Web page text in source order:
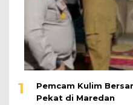
1
Pemcam Kulim
Pekat di Maredan